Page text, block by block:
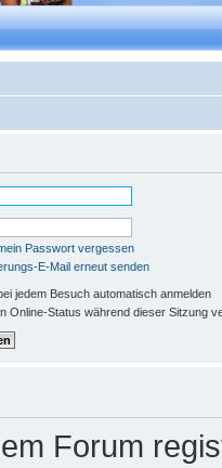
Passwort vergessen
E-Mail erneut senden
jedem Besuch automatisch anmelden
Online-Status während dieser Sitzung
Forum